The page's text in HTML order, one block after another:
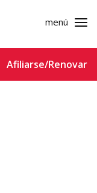
menú
Afiliarse/Renovar